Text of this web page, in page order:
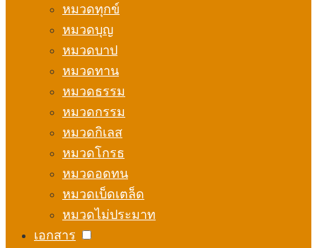
หมวดทุกข์
หมวดบุญ
หมวดบาป
หมวดทาน
หมวดธรรม
หมวดกรรม
หมวดกิเลส
หมวดโกรธ
หมวดอดทน
หมวดเบ็ดเตล็ด
หมวดไม่ประมาท
เอกสาร